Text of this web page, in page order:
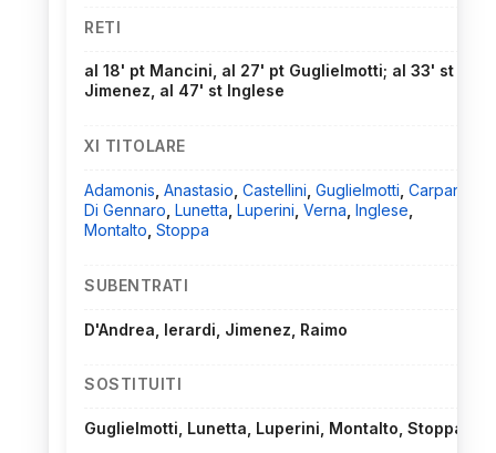
RETI
al 18' pt Mancini, al 27' pt Guglielmotti; al 33' st
Jimenez, al 47' st Inglese
XI TITOLARE
Adamonis Anastasio Castellini Guglielmotti Carpani
Di Gennaro Lunetta Luperini Verna Inglese
Montalto Stoppa
SUBENTRATI
D'Andrea, Ierardi, Jimenez, Raimo
SOSTITUITI
Guglielmotti, Lunetta, Luperini, Montalto, Stoppa